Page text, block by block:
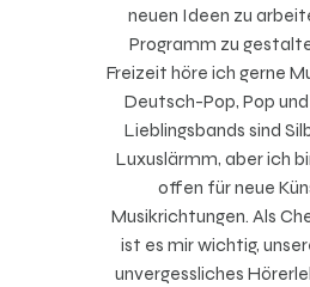
neuen Ideen zu
Programm zu
Freizeit höre ich gerne
Deutsch-Pop, Pop
Lieblingsbands sind
Luxuslärmm, aber ich
offen für neue
Musikrichtungen. Als
ist es mir wichtig,
unvergessliches